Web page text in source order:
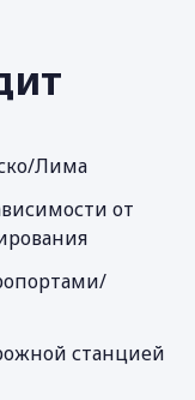
Лима
от
станцией